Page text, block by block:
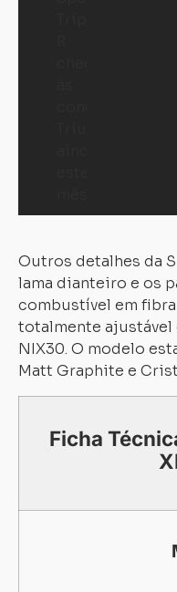
Outros detalhes da
lama dianteiro e os
combustível em
totalmente
NIX30. O modelo
Matt Graphite e
Ficha